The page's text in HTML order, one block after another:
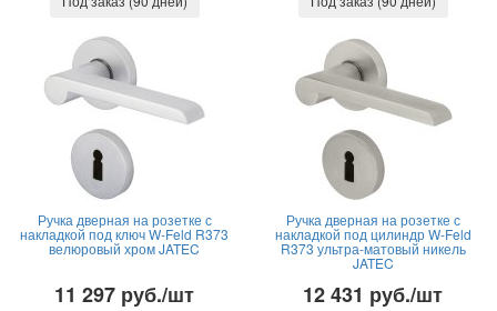
Ручка дверная на розетке с
накладкой под ключ W-Feld R373
велюровый хром JATEC
11 297 руб./шт
Ручка дверная на розетке с
накладкой под цилиндр W-Feld
R373 ультра-матовый никель
JATEC
12 431 руб./шт